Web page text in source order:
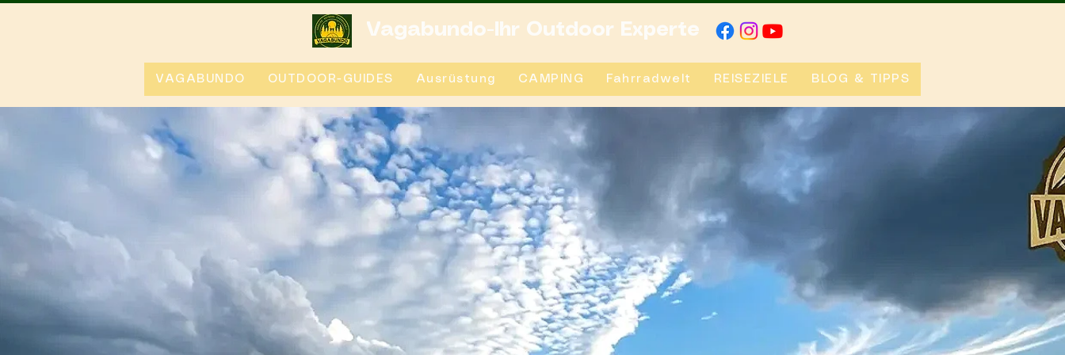
Vagabundo-Ihr Outdoor Experte
VAGABUNDO OUTDOOR-GUIDES Ausrüstung CAMPING Fahrradwelt REISEZIELE BLOG & TIPPS